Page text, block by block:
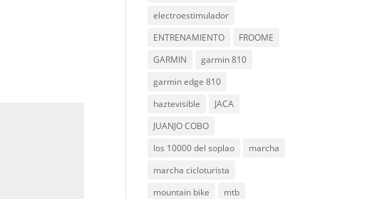
electroestimulador
ENTRENAMIENTO
FROOME
GARMIN
garmin 810
garmin edge 810
haztevisible
JACA
JUANJO COBO
los 10000 del soplao
marcha
marcha cicloturista
mountain bike
mtb